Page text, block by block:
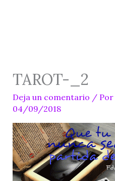
TAROT-_2
Deja un comentario / Por
04/09/2018